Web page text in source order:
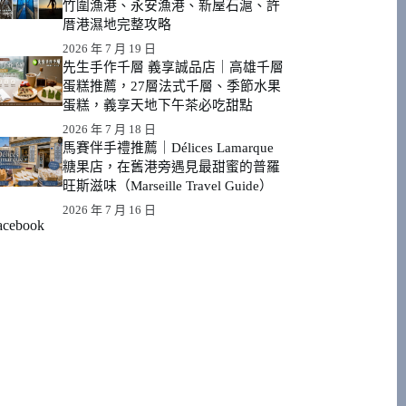
竹圍漁港、永安漁港、新屋石滬、許
厝港濕地完整攻略
2026 年 7 月 19 日
先生手作千層 義享誠品店｜高雄千層
蛋糕推薦，27層法式千層、季節水果
蛋糕，義享天地下午茶必吃甜點
2026 年 7 月 18 日
馬賽伴手禮推薦｜Délices Lamarque
糖果店，在舊港旁遇見最甜蜜的普羅
旺斯滋味（Marseille Travel Guide）
2026 年 7 月 16 日